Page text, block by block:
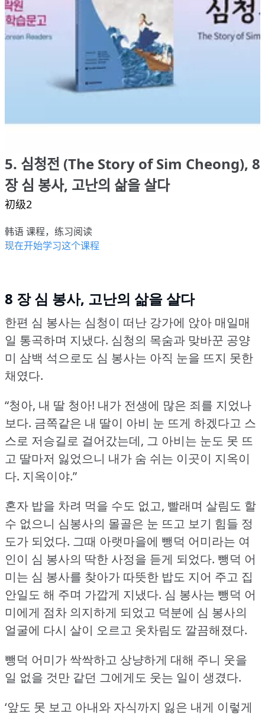
5. 심청전 (The Story of Sim Cheong), 8
장 심 봉사, 고난의 삶을 살다
初级2
韩语 课程，练习阅读
现在开始学习这个课程
8 장 심 봉사, 고난의 삶을 살다
한편 심 봉사는 심청이 떠난 강가에 앉아 매일매
일 통곡하며 지냈다. 심청의 목숨과 맞바꾼 공양
미 삼백 석으로도 심 봉사는 아직 눈을 뜨지 못한
채였다.
“청아, 내 딸 청아! 내가 전생에 많은 죄를 지었나
보다. 금쪽같은 내 딸이 아비 눈 뜨게 하겠다고 스
스로 저승길로 걸어갔는데, 그 아비는 눈도 못 뜨
고 딸마저 잃었으니 내가 숨 쉬는 이곳이 지옥이
다. 지옥이야.”
혼자 밥을 차려 먹을 수도 없고, 빨래며 살림도 할
수 없으니 심봉사의 몰골은 눈 뜨고 보기 힘들 정
도가 되었다. 그때 아랫마을에 뺑덕 어미라는 여
인이 심 봉사의 딱한 사정을 듣게 되었다. 뺑덕 어
미는 심 봉사를 찾아가 따뜻한 밥도 지어 주고 집
안일도 해 주며 가깝게 지냈다. 심 봉사는 뺑덕 어
미에게 점차 의지하게 되었고 덕분에 심 봉사의
얼굴에 다시 살이 오르고 옷차림도 깔끔해졌다.
뺑덕 어미가 싹싹하고 상냥하게 대해 주니 웃을
일 없을 것만 같던 그에게도 웃는 일이 생겼다.
‘앞도 못 보고 아내와 자식까지 잃은 내게 이렇게